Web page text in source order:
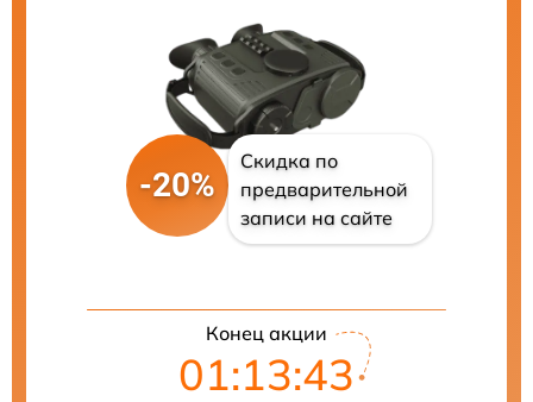
-20%
Скидка по
предварительной
записи на сайте
Конец акции
01:13:42